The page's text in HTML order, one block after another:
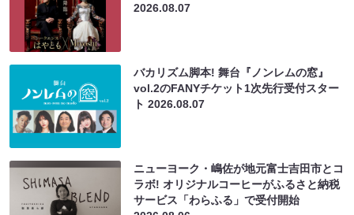
2026.08.07
バカリズム脚本! 舞台『ノンレムの窓』
vol.2のFANYチケット1次先行受付スター
ト2026.08.07
ニューヨーク・嶋佐が地元富士吉田市とコ
ラボ! オリジナルコーヒーがふるさと納税
サービス「わらふる」で受付開始